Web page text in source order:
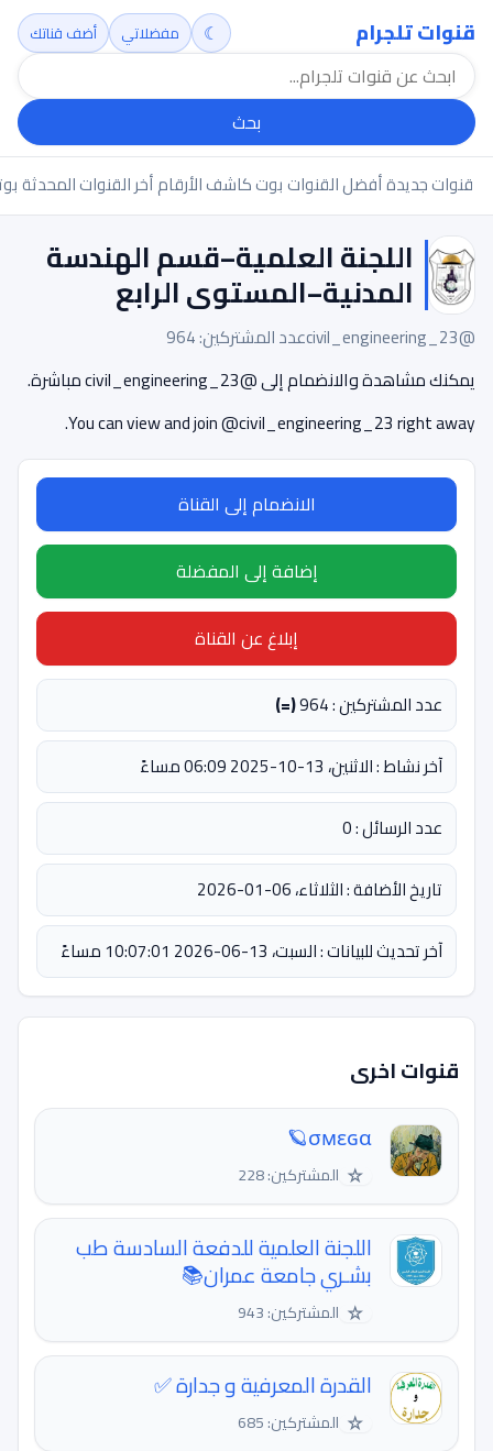
قنوات تلجرام
بحث
☾ مفضلاتي أضف قناتك
قنوات جديدةأفضل القنواتبوت كاشف الأرقامأخر القنوات المحدثة
اللجنة العلمية–قسم الهندسة
المدنية–المستوى الرابع
@civil_engineering_23
عدد المشتركين: 964
يمكنك مشاهدة والانضمام إلى @civil_engineering_23 مباشرة.
You can view and join @civil_engineering_23 right away.
الانضمام إلى القناة
إضافة إلى المفضلة
إبلاغ عن القناة
عدد المشتركين : 964
(=)
آخر نشاط : الاثنين، 13-10-2025 06:09 مساءً
عدد الرسائل : 0
تاريخ الأضافة : الثلاثاء، 06-01-2026
آخر تحديث للبيانات : السبت، 13-06-2026 10:07:01 مساءً
قنوات اخرى
σмεɢα🪐
☆ المشتركين: 228
اللجنة العلمية للدفعة السادسة طب
بشـري جامعة عمران📚
☆ المشتركين: 943
القدرة المعرفية و جدارة ✅
☆ المشتركين: 685